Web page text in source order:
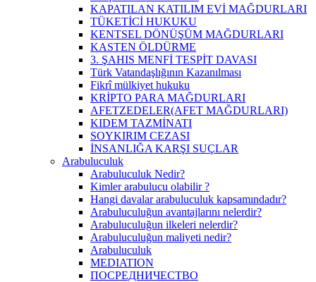
KAPATILAN KATILIM EVİ MAĞDURLARI
TÜKETİCİ HUKUKU
KENTSEL DÖNÜŞÜM MAĞDURLARI
KASTEN ÖLDÜRME
3. ŞAHIS MENFİ TESPİT DAVASI
Türk Vatandaşlığının Kazanılması
Fikrî mülkiyet hukuku
KRİPTO PARA MAĞDURLARI
AFETZEDELER(AFET MAĞDURLARI)
KIDEM TAZMİNATI
SOYKIRIM CEZASI
İNSANLIĞA KARŞI SUÇLAR
Arabuluculuk
Arabuluculuk Nedir?
Kimler arabulucu olabilir ?
Hangi davalar arabuluculuk kapsamındadır?
Arabuluculuğun avantajlarını nelerdir?
Arabuluculuğun ilkeleri nelerdir?
Arabuluculuğun maliyeti nedir?
Arabuluculuk
MEDIATION
ПОСРЕДНИЧЕСТВО